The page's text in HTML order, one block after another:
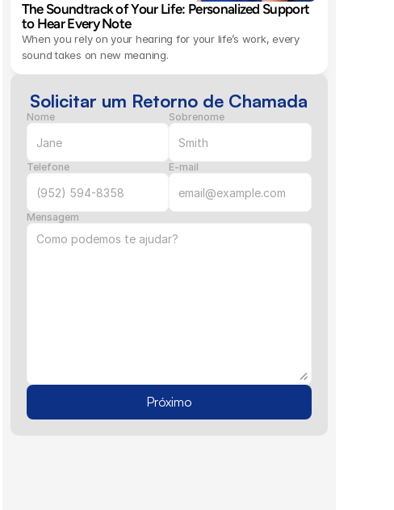
The Soundtrack of Your Life: Personalized Support
to Hear Every Note
When you rely on your hearing for your life’s work, every
sound takes on new meaning.
Solicitar um Retorno de Chamada
Nome Sobrenome
Telefone E-mail
Mensagem
Próximo